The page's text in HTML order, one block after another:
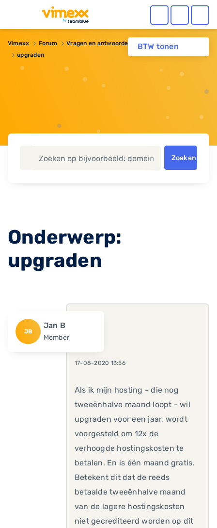
BTW tonen
Vimexx Forum Vragen en antwoorden
Webhosting
upgraden
Zoeken
Onderwerp:
upgraden
JB
Jan B
Member
17-08-2020 13:56
Als ik mijn hosting - die nog
tweeënhalve maand loopt - wil
upgraden voor een jaar, wordt
voorgesteld om 12x de
verhoogde hostingskosten te
betalen. En is één maand gratis.
Betekent dit dat de reeds
betaalde tweeënhalve maand
van de lagere hostingskosten
niet gecrediteerd worden op dit